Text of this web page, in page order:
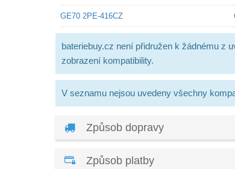
GE70 2PE-416CZ
bateriebuy.cz není přidružen k žádnému z
zobrazení kompatibility.
V seznamu nejsou uvedeny všechny
Způsob dopravy
Způsob platby